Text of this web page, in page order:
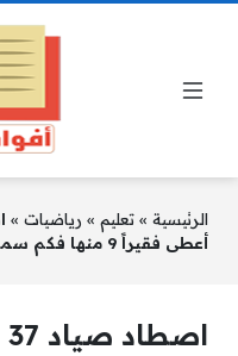
الرئيسية » تعليم » رياضيات »
أعطى فقيراً 9 منها فكم سمكة تتبقى معه ؟